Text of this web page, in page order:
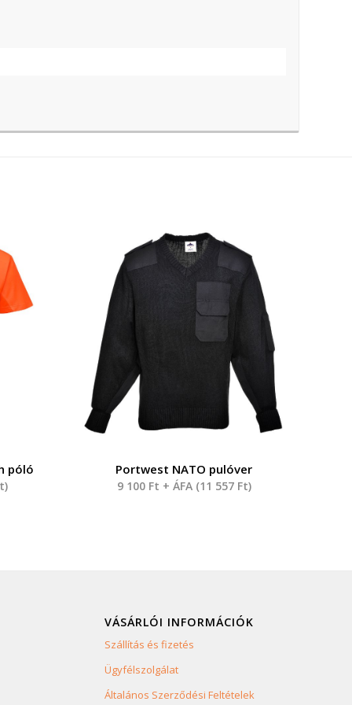
póló
)
Portwest NATO pulóver
9 100 Ft + ÁFA (11 557 Ft)
VÁSÁRLÓI INFORMÁCIÓK
Szállítás és fizetés
Ügyfélszolgálat
Általános Szerződési Feltételek